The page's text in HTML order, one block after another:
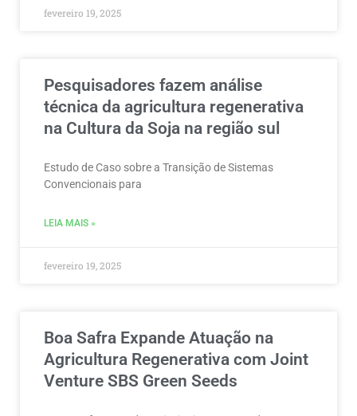
fevereiro 19, 2025
Pesquisadores fazem análise
técnica da agricultura regenerativa
na Cultura da Soja na região sul
Estudo de Caso sobre a Transição de Sistemas
Convencionais para
LEIA MAIS »
fevereiro 19, 2025
Boa Safra Expande Atuação na
Agricultura Regenerativa com Joint
Venture SBS Green Seeds